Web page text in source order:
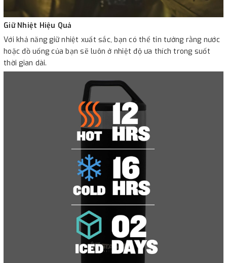
Giữ Nhiệt Hiệu Quả
Với khả năng giữ nhiệt xuất sắc, bạn có thể tin tưởng rằng nước
hoặc đồ uống của bạn sẽ luôn ở nhiệt độ ưa thích trong suốt
thời gian dài.